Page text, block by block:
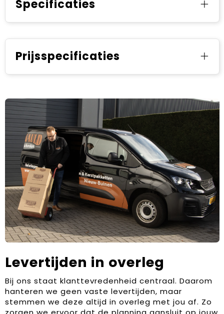
Specificaties
Prijsspecificaties
Levertijden in overleg
Bij ons staat klanttevredenheid centraal. Daarom
hanteren we geen vaste levertijden, maar
stemmen we deze altijd in overleg met jou af. Zo